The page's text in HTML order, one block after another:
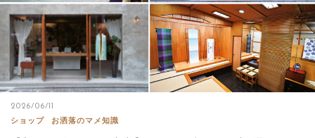
2026/06/11
ショップ
お洒落のマメ知識